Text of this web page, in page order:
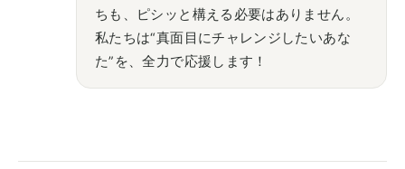
ちも、ピシッと構える必要はありません。
私たちは“真面目にチャレンジしたいあな
た”を、全力で応援します！